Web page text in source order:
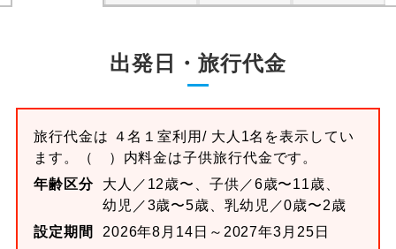
出発日・旅行代金
旅行代金は ４名１室利用/ 大人1名を表示してい
ます。
（ ）内料金は子供旅行代金です。
年齢区分
大人／12歳〜、子供／6歳〜11歳、
幼児／3歳〜5歳、乳幼児／0歳〜2歳
設定期間
2026年8月14日～2027年3月25日